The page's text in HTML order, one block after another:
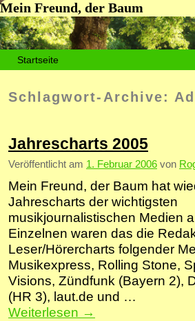
Mein Freund, der Baum
Startseite
Schlagwort-Archive:
Jahrescharts 2005
Veröffentlicht am 1. Februar 2006 von
Mein Freund, der Baum hat
Jahrescharts der wichtigsten
musikjournalistischen Medien
Einzelnen waren das die
Leser/Hörercharts folgender
Musikexpress, Rolling Stone,
Visions, Zündfunk (Bayern 2),
(HR 3), laut.de und …
Weiterlesen →